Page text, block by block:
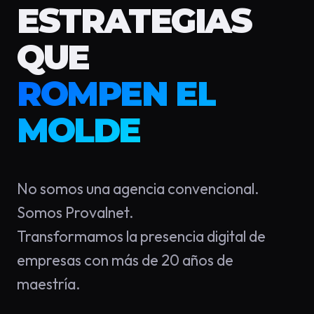
ESTRATEGIAS
QUE
ROMPEN EL
MOLDE
No somos una agencia convencional.
Somos Provalnet.
Transformamos la presencia digital de
empresas con más de 20 años de
maestría.